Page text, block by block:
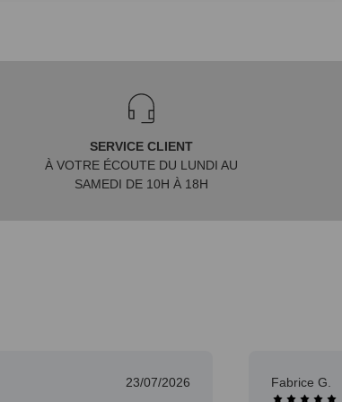
SERVICE CLIENT
À VOTRE ÉCOUTE DU LUNDI AU
SAMEDI DE 10H À 18H
23/07/2026 Fabrice G.